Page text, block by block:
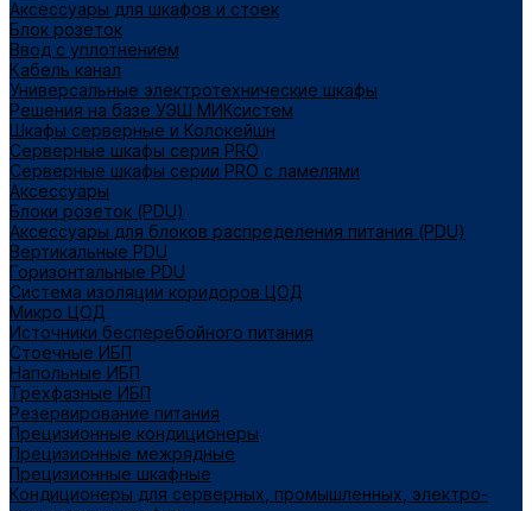
Аксессуары для шкафов и стоек
Блок розеток
Ввод с уплотнением
Кабель канал
Универсальные электротехнические шкафы
Решения на базе УЭШ МИКсистем
Шкафы серверные и Колокейшн
Серверные шкафы серия PRO
Серверные шкафы серии PRO с ламелями
Аксессуары
Блоки розеток (PDU)
Аксессуары для блоков распределения питания (PDU)
Вертикальные PDU
Горизонтальные PDU
Система изоляции коридоров ЦОД
Микро ЦОД
Источники бесперебойного питания
Стоечные ИБП
Напольные ИБП
Трёхфазные ИБП
Резервирование питания
Прецизионные кондиционеры
Прецизионные межрядные
Прецизионные шкафные
Кондиционеры для серверных, промышленных, электро-